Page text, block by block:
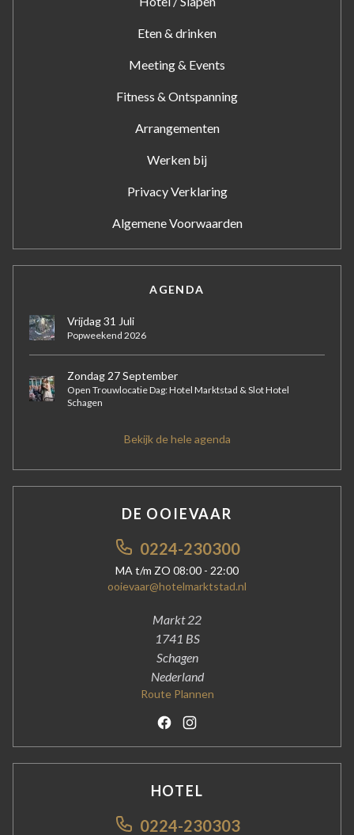
Eten & drinken
Meeting & Events
Fitness & Ontspanning
Arrangementen
Werken bij
Privacy Verklaring
Algemene Voorwaarden
AGENDA
Vrijdag 31 Juli
Popweekend 2026
Zondag 27 September
Open Trouwlocatie Dag: Hotel Marktstad & Slot Hotel
Schagen
Bekijk de hele agenda
DE OOIEVAAR
0224-230300
MA t/m ZO 08:00 - 22:00
ooievaar@hotelmarktstad.nl
Markt 22
1741 BS
Schagen
Nederland
Route Plannen
FacebookInstagram
HOTEL
0224-230303